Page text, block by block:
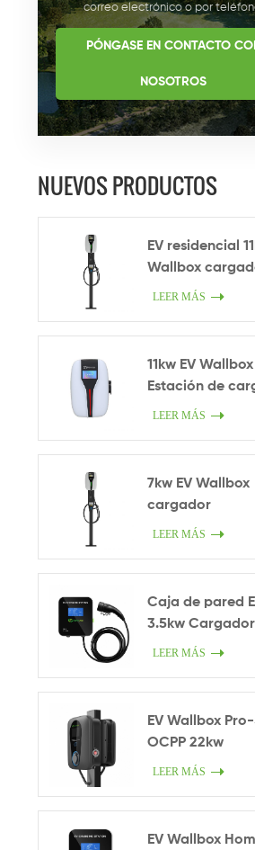
correo electrónico o por
PÓNGASE EN CONTACTO
NOSOTROS
NUEVOS PRODUCTOS
EV residencial
Wallbox
LEER MÁS
11kw EV Wallbox
Estación de
LEER MÁS
7kw EV Wallbox
cargador
LEER MÁS
Caja de pared
3.5kw Cargador
inteligente en
LEER MÁS
EV Wallbox
OCPP 22kw
LEER MÁS
EV Wallbox